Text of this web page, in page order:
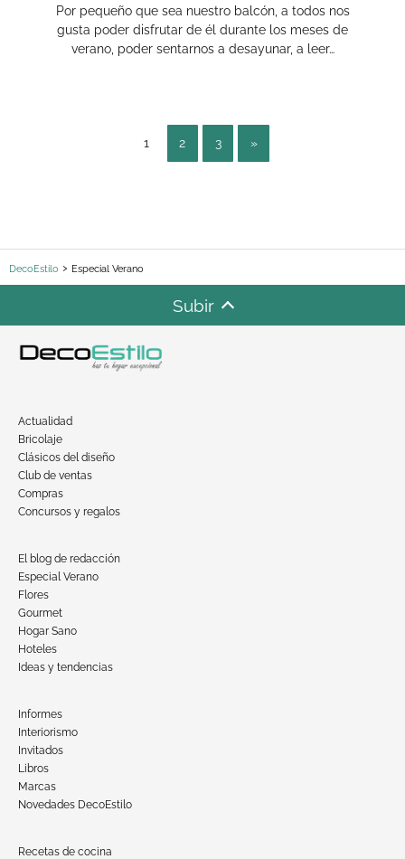
Por pequeño que sea nuestro balcón, a todos nos
gusta poder disfrutar de él durante los meses de
verano, poder sentarnos a desayunar, a leer…
1 2 3 »
DecoEstilo Especial Verano
Subir
Actualidad
Bricolaje
Clásicos del diseño
Club de ventas
Compras
Concursos y regalos
El blog de redacción
Especial Verano
Flores
Gourmet
Hogar Sano
Hoteles
Ideas y tendencias
Informes
Interiorismo
Invitados
Libros
Marcas
Novedades DecoEstilo
Recetas de cocina